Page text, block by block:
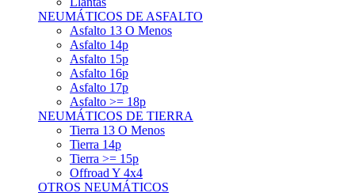
NEUMÁTICOS DE ASFALTO
Asfalto 13 O Menos
Asfalto 14p
Asfalto 15p
Asfalto 16p
Asfalto 17p
Asfalto >= 18p
NEUMÁTICOS DE TIERRA
Tierra 13 O Menos
Tierra 14p
Tierra >= 15p
Offroad Y 4x4
OTROS NEUMÁTICOS